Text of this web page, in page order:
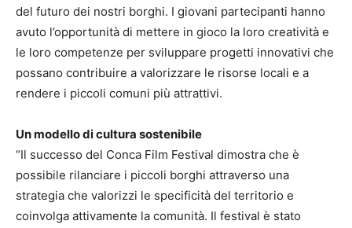
del futuro dei nostri borghi. I giovani partecipanti hanno
avuto l’opportunità di mettere in gioco la loro creatività e
le loro competenze per sviluppare progetti innovativi che
possano contribuire a valorizzare le risorse locali e a
rendere i piccoli comuni più attrattivi.
Un modello di cultura sostenibile
“Il successo del Conca Film Festival dimostra che è
possibile rilanciare i piccoli borghi attraverso una
strategia che valorizzi le specificità del territorio e
coinvolga attivamente la comunità. Il festival è stato